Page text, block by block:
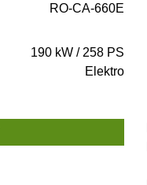
RO-CA-660E
190 kW / 258 PS
Elektro